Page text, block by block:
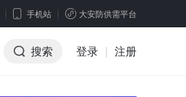
手机站 大安防供需平台
搜索 登录 | 注册